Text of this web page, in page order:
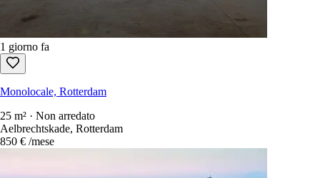
1 giorno fa
Monolocale, Rotterdam
25 m² · Non arredato
Aelbrechtskade, Rotterdam
850 € /mese